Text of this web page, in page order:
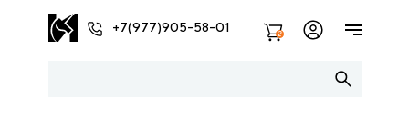
+7(977)905-58-01 2